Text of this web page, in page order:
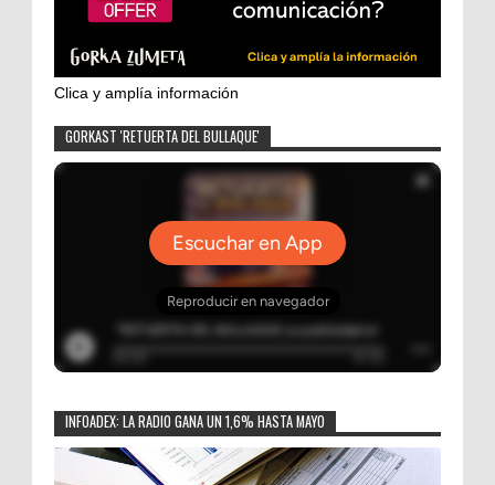
Clica y amplía información
GORKAST 'RETUERTA DEL BULLAQUE'
INFOADEX: LA RADIO GANA UN 1,6% HASTA MAYO